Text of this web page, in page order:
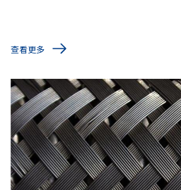
查看更多